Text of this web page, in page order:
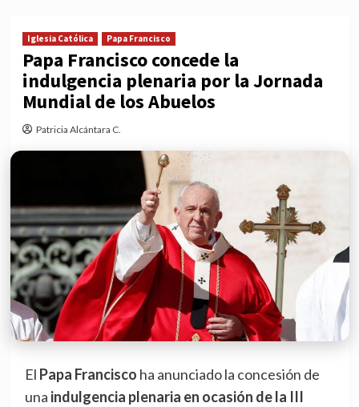
Iglesia Católica Papa Francisco
Papa Francisco concede la
indulgencia plenaria por la Jornada
Mundial de los Abuelos
Patricia Alcántara C.
El Papa Francisco ha anunciado la concesión de
una indulgencia plenaria en ocasión de la III